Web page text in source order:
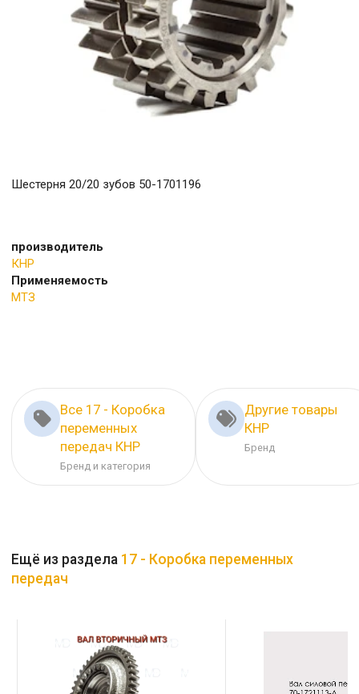
Шестерня 20/20 зубов 50-1701196
производитель
КНР
Применяемость
МТЗ
Все 17 - Коробка
переменных
передач КНР
Бренд и категория
Другие товары
КНР
Бренд
Ещё из раздела 17 - Коробка переменных
передач